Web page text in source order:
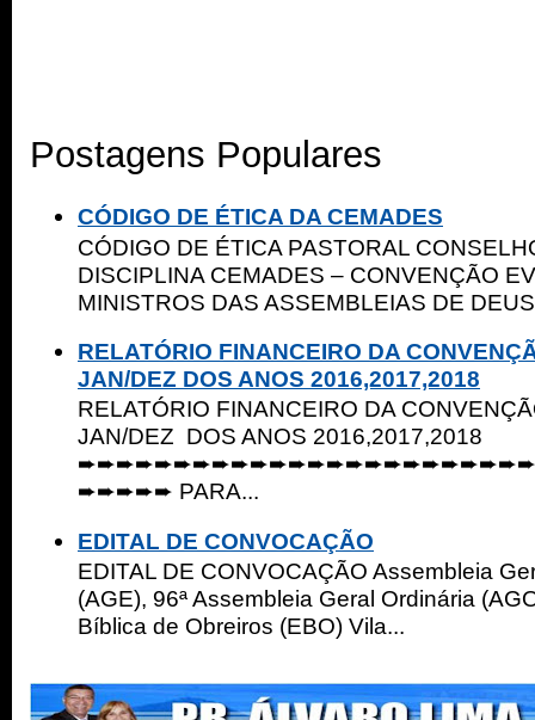
Postagens Populares
CÓDIGO DE ÉTICA DA CEMADES
CÓDIGO DE ÉTICA PASTORAL
DISCIPLINA CEMADES – CONVENÇÃO
MINISTROS DAS ASSEMBLEIAS DE
RELATÓRIO FINANCEIRO DA
JAN/DEZ DOS ANOS 2016,2017,2018
RELATÓRIO FINANCEIRO DA
JAN/DEZ DOS ANOS 2016,2017,2018
➨➨➨➨➨ PARA...
EDITAL DE CONVOCAÇÃO
EDITAL DE CONVOCAÇÃO Assembleia
(AGE), 96ª Assembleia Geral Ordinária
Bíblica de Obreiros (EBO) Vila...